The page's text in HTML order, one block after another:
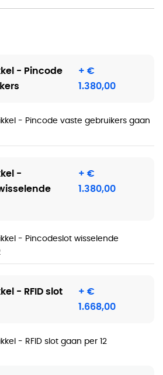
- Pincode
+ €
1.380,00
- Pincode vaste gebruikers gaan
-
+ €
1.380,00
- Pincodeslot wisselende
- RFID slot
+ €
1.668,00
- RFID slot gaan per 12